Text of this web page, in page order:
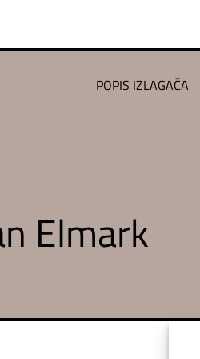
POPIS IZLAGAČA
Elmark